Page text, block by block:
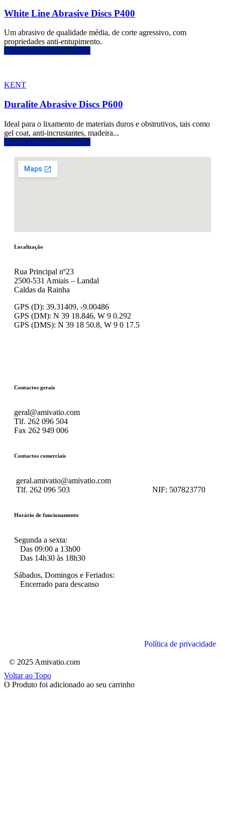
White Line Abrasive Discs P400
Um abrasivo de qualidade média, de corte agressivo, com
propriedades anti-entupimento.
Faça login para ver o preço
KENT
Duralite Abrasive Discs P600
Ideal para o lixamento de materiais duros e obstrutivos, tais como
gel coat, anti-incrustantes, madeira...
Faça login para ver o preço
Localização
Rua Principal nº23
2500-531 Amiais – Landal
Caldas da Rainha
GPS (D): 39.31409, -9.00486
GPS (DM): N 39 18.846, W 9 0.292
GPS (DMS): N 39 18 50.8, W 9 0 17.5
Contactos gerais
geral@amivatio.com
Tlf. 262 096 504
Fax 262 949 006
Contactos comerciais
geral.amivatio@amivatio.com
Tlf. 262 096 503 NIF: 507823770
Horário de funcionamento
Segunda a sexta:
Das 09:00 a 13h00
Das 14h30 às 18h30
Sábados, Domingos e Feriados:
Encerrado para descanso
Política de privacidade
© 2025 Amivatio.com
Voltar ao Topo
O Produto foi adicionado ao seu carrinho